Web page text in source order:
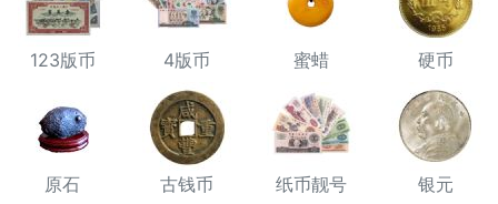
123版币 4版币 蜜蜡 硬币
原石 古钱币 纸币靓号 银元